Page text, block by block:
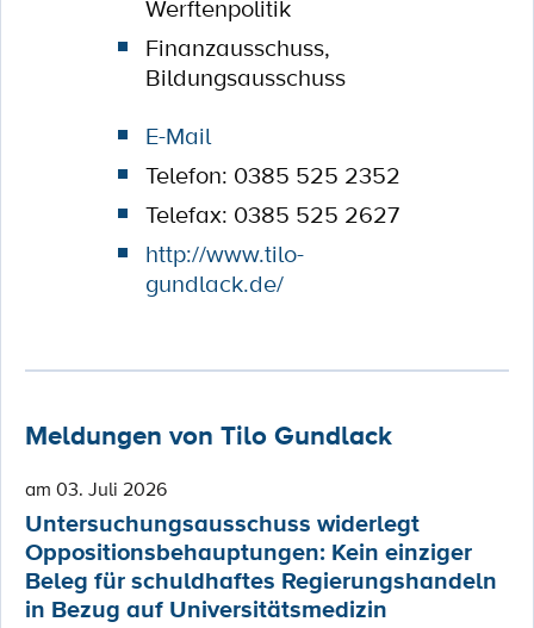
Werftenpolitik
Finanzausschuss,
Bildungsausschuss
E-Mail
Telefon: 0385 525 2352
Telefax: 0385 525 2627
http://www.tilo-
gundlack.de/
Meldungen von Tilo Gundlack
am 03. Juli 2026
Untersuchungsausschuss widerlegt
Oppositionsbehauptungen: Kein einziger
Beleg für schuldhaftes Regierungshandeln
in Bezug auf Universitätsmedizin